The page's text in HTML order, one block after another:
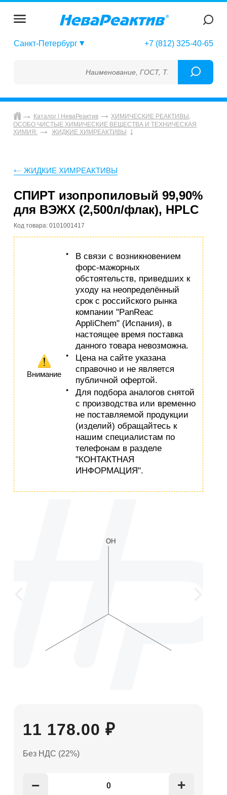
Санкт-Петербург +7 (812) 325-40-65
Наименование, ГОСТ, ТУ, ГСО, МСО, ОСО,
Каталог | НеваРеактив
ХИМИЧЕСКИЕ РЕАКТИВЫ,
ОСОБО ЧИСТЫЕ ХИМИЧЕСКИЕ ВЕЩЕСТВА И ТЕХНИЧЕСКАЯ
ХИМИЯ:
ЖИДКИЕ ХИМРЕАКТИВЫ
ЖИДКИЕ ХИМРЕАКТИВЫ
СПИРТ изопропиловый 99,90%
для ВЭЖХ (2,500л/флак), HPLC
Код товара: 0101001417
Внимание
В связи с возникновением
форс-мажорных
обстоятельств, приведших к
уходу на неопределённый
срок с российского рынка
компании "PanReac
AppliChem" (Испания), в
настоящее время поставка
данного товара невозможна.
Цена на сайте указана
справочно и не является
публичной офертой.
Для подбора аналогов снятой
с производства или временно
не поставляемой продукции
(изделий) обращайтесь к
нашим специалистам по
телефонам в разделе
"КОНТАКТНАЯ
ИНФОРМАЦИЯ".
11 178.00 ₽
Без НДС (22%)
− +